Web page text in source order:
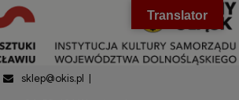
sklep@okis.pl
Translator